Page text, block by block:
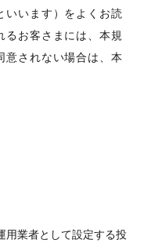
いいます）をよくお読
るお客さまには、本規
意されない場合は、本
用業者として設定する投